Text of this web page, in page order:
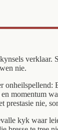
nie.
momentum
nie,
kyk waar